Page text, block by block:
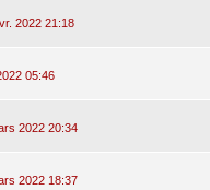
2022 21:18
05:46
2022 20:34
2022 18:37